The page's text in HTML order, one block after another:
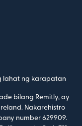
lahat ng karapatan
bilang Remitly, ay
Nakarehistro
number 629909.